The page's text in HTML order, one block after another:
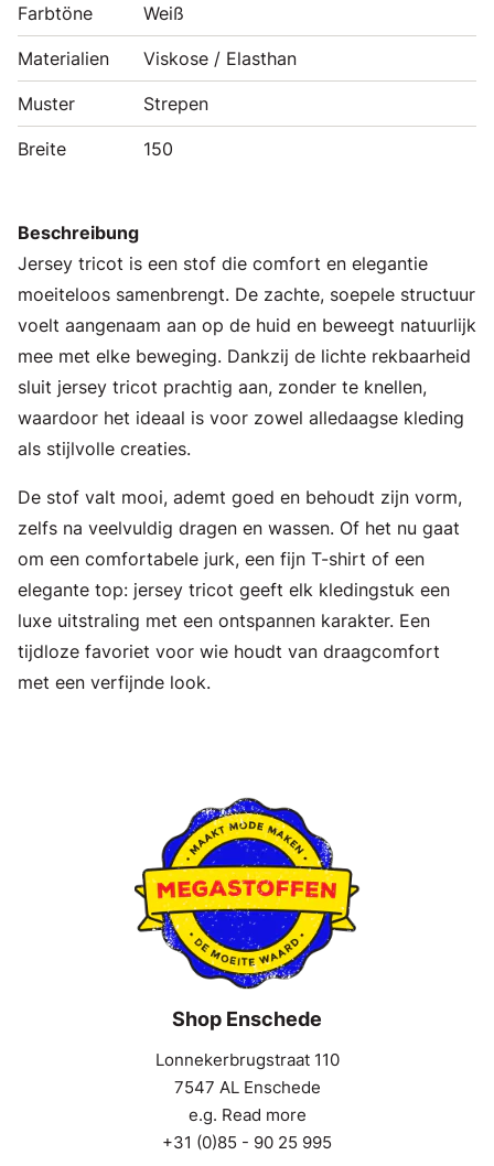
Farbtöne Weiß
Materialien Viskose / Elasthan
Muster Strepen
Breite 150
Beschreibung
Jersey tricot is een stof die comfort en elegantie
moeiteloos samenbrengt. De zachte, soepele structuur
voelt aangenaam aan op de huid en beweegt natuurlijk
mee met elke beweging. Dankzij de lichte rekbaarheid
sluit jersey tricot prachtig aan, zonder te knellen,
waardoor het ideaal is voor zowel alledaagse kleding
als stijlvolle creaties.
De stof valt mooi, ademt goed en behoudt zijn vorm,
zelfs na veelvuldig dragen en wassen. Of het nu gaat
om een comfortabele jurk, een fijn T-shirt of een
elegante top: jersey tricot geeft elk kledingstuk een
luxe uitstraling met een ontspannen karakter. Een
tijdloze favoriet voor wie houdt van draagcomfort
met een verfijnde look.
Shop Enschede
Lonnekerbrugstraat 110
7547 AL Enschede
e.g. Read more
+31 (0)85 - 90 25 995